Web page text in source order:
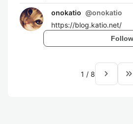
onokatio @onokatio
https://blog.katio.net/
Follow
1 / 8 navigate_next keyboard_double_arrow_right